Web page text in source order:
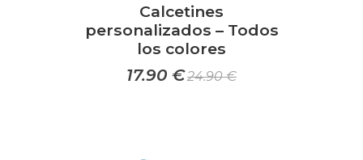
Calcetines
personalizados – Todos
los colores
17.90 €24.90€